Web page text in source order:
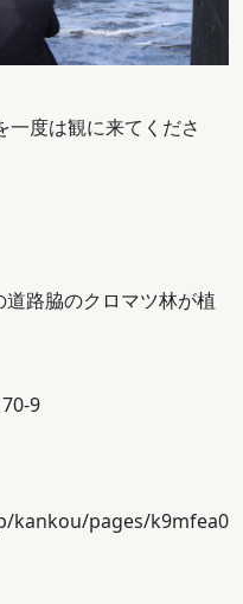
一度は観に来てくださ
路脇のクロマツ林が植
9
kankou/pages/k9mfea0